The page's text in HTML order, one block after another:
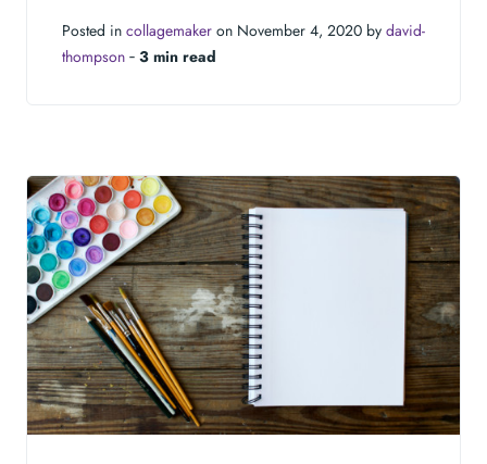
Posted in collagemaker on November 4, 2020 by david-
thompson ‐ 3 min read